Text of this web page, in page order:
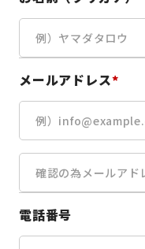
メールアドレス*
電話番号